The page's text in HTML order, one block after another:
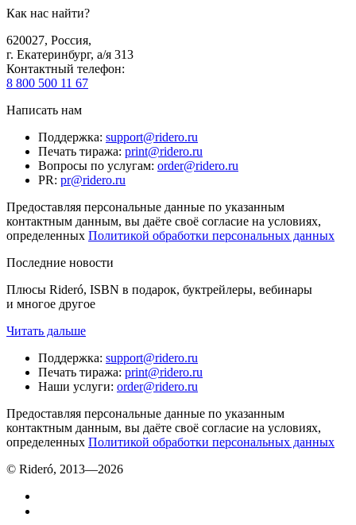
Как нас найти?
620027, Россия,
г. Екатеринбург, а/я 313
Контактный телефон:
8 800 500 11 67
Написать нам
Поддержка: support@ridero.ru
Печать тиража: print@ridero.ru
Вопросы по услугам: order@ridero.ru
PR: pr@ridero.ru
Предоставляя персональные данные по указанным
контактным данным, вы даёте своё согласие на условиях,
определенных Политикой обработки персональных данных
Последние новости
Плюсы Rideró, ISBN в подарок, буктрейлеры, вебинары
и многое другое
Читать дальше
Поддержка: support@ridero.ru
Печать тиража: print@ridero.ru
Наши услуги: order@ridero.ru
Предоставляя персональные данные по указанным
контактным данным, вы даёте своё согласие на условиях,
определенных Политикой обработки персональных данных
© Rideró, 2013—2026